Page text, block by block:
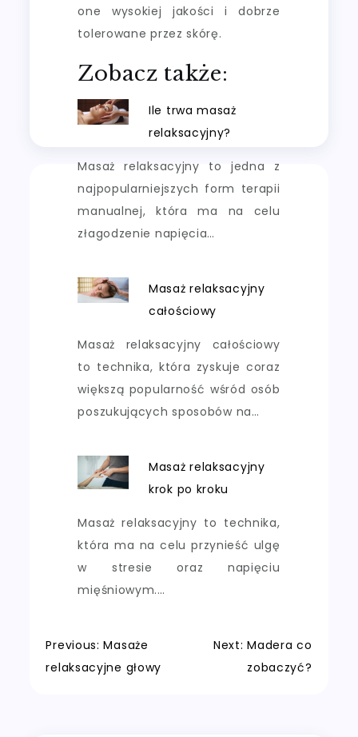
one wysokiej jakości i dobrze
tolerowane przez skórę.
Zobacz także:
Ile trwa masaż
relaksacyjny?
Masaż relaksacyjny to jedna z
najpopularniejszych form terapii
manualnej, która ma na celu
złagodzenie napięcia…
Masaż relaksacyjny
całościowy
Masaż relaksacyjny całościowy
to technika, która zyskuje coraz
większą popularność wśród osób
poszukujących sposobów na…
Masaż relaksacyjny
krok po kroku
Masaż relaksacyjny to technika,
która ma na celu przynieść ulgę
w stresie oraz napięciu
mięśniowym.…
Nawigacja
Previous: Masaże
relaksacyjne głowy
Next: Madera co
zobaczyć?